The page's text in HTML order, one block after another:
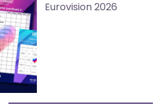
Eurovision 2026